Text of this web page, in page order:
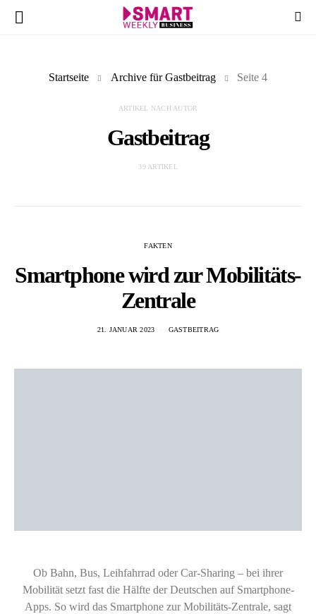
Startseite Archive für Gastbeitrag Seite 4
ARTIKEL NACH AUTOR
Gastbeitrag
39 ARTIKEL
FAKTEN
Smartphone wird zur Mobilitäts-
Zentrale
21. JANUAR 2023 GASTBEITRAG
Ob Bahn, Bus, Leihfahrrad oder Car-Sharing – bei ihrer
Mobilität setzt fast die Hälfte der Deutschen auf Smartphone-
Apps. So wird das Smartphone zur Mobilitäts-Zentrale, sagt